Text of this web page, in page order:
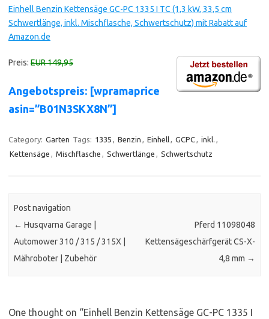
Einhell Benzin Kettensäge GC-PC 1335 I TC (1,3 kW, 33,5 cm
Schwertlänge, inkl. Mischflasche, Schwertschutz) mit Rabatt auf
Amazon.de
Preis: EUR 149,95
Angebotspreis: [wpramaprice
asin=”B01N3SKX8N”]
Category: Garten Tags: 1335 , Benzin , Einhell, GCPC, inkl. ,
Kettensäge , Mischflasche , Schwertlänge , Schwertschutz
Post navigation
← Husqvarna Garage |
Automower 310 / 315 / 315X |
Mähroboter | Zubehör
Pferd 11098048
Kettensägeschärfgerät CS-X-
4,8 mm →
One thought on “Einhell Benzin Kettensäge GC-PC 1335 I